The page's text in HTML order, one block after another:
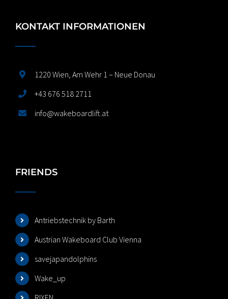
KONTAKT INFORMATIONEN
1220 Wien, Am Wehr 1 – Neue Donau
+43 676 518 2711
info@wakeboardlift.at
FRIENDS
Antriebstechnik by Barth
Austrian Wakeboard Club Vienna
savejapandolphins
Wake_up